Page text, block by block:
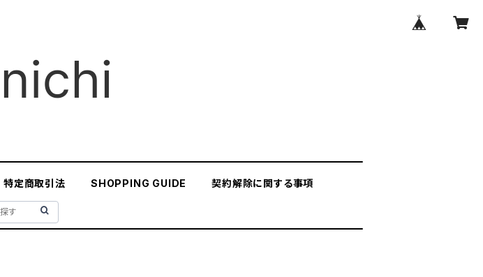
特定商取引法 SHOPPING GUIDE 契約解除に関する事項